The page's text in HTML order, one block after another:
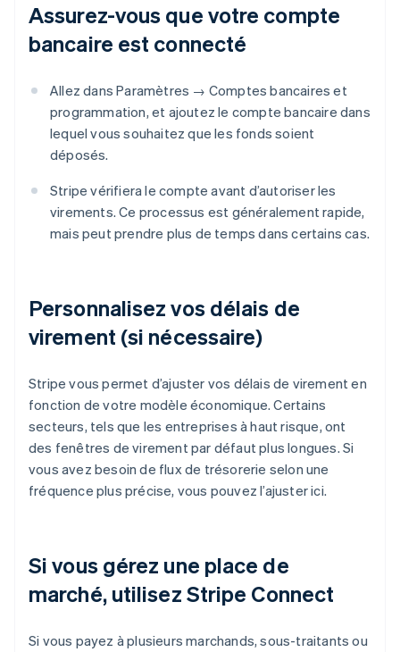
Assurez-vous que votre compte
bancaire est connecté
Allez dans Paramètres → Comptes bancaires et
programmation, et ajoutez le compte bancaire dans
lequel vous souhaitez que les fonds soient
déposés.
Stripe vérifiera le compte avant d’autoriser les
virements. Ce processus est généralement rapide,
mais peut prendre plus de temps dans certains cas.
Personnalisez vos délais de
virement (si nécessaire)
Stripe vous permet d’ajuster vos délais de virement en
fonction de votre modèle économique. Certains
secteurs, tels que les entreprises à haut risque, ont
des fenêtres de virement par défaut plus longues. Si
vous avez besoin de flux de trésorerie selon une
fréquence plus précise, vous pouvez l’ajuster ici.
Si vous gérez une place de
marché, utilisez Stripe Connect
Si vous payez à plusieurs marchands, sous-traitants ou